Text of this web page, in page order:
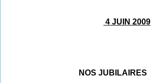
4 JUIN 2009
NOS JUBILAIRES